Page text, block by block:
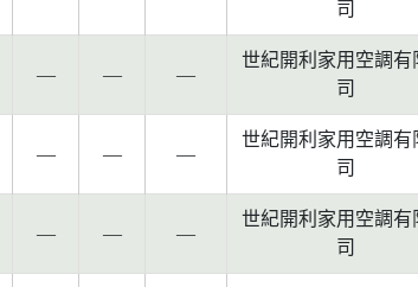
司
— — —
世紀開利家用空調有
司
— — —
世紀開利家用空調有
司
— — —
世紀開利家用空調有
司